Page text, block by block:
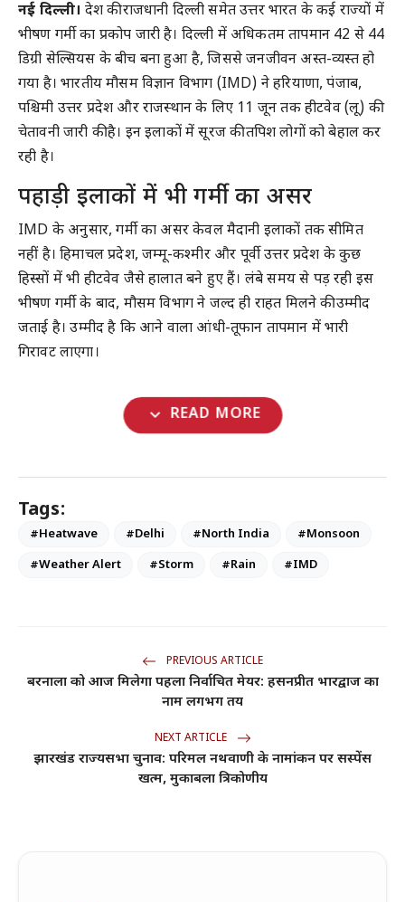
नई दिल्ली। देश की राजधानी दिल्ली समेत उत्तर भारत के कई राज्यों में
भीषण गर्मी का प्रकोप जारी है। दिल्ली में अधिकतम तापमान 42 से 44
डिग्री सेल्सियस के बीच बना हुआ है, जिससे जनजीवन अस्त-व्यस्त हो
गया है। भारतीय मौसम विज्ञान विभाग (IMD) ने हरियाणा, पंजाब,
पश्चिमी उत्तर प्रदेश और राजस्थान के लिए 11 जून तक हीटवेव (लू) की
चेतावनी जारी की है। इन इलाकों में सूरज की तपिश लोगों को बेहाल कर
रही है।
पहाड़ी इलाकों में भी गर्मी का असर
IMD के अनुसार, गर्मी का असर केवल मैदानी इलाकों तक सीमित
नहीं है। हिमाचल प्रदेश, जम्मू-कश्मीर और पूर्वी उत्तर प्रदेश के कुछ
हिस्सों में भी हीटवेव जैसे हालात बने हुए हैं। लंबे समय से पड़ रही इस
भीषण गर्मी के बाद, मौसम विभाग ने जल्द ही राहत मिलने की उम्मीद
जताई है। उम्मीद है कि आने वाला आंधी-तूफान तापमान में भारी
गिरावट लाएगा।
expand_more READ MORE
Tags:
#Heatwave #Delhi #North India
#Monsoon
#Weather Alert
#Storm #Rain #IMD
PREVIOUS ARTICLE
बरनाला को आज मिलेगा पहला निर्वाचित मेयर: हसनप्रीत भारद्वाज का
नाम लगभग तय
NEXT ARTICLE
झारखंड राज्यसभा चुनाव: परिमल नथवाणी के नामांकन पर सस्पेंस
खत्म, मुकाबला त्रिकोणीय